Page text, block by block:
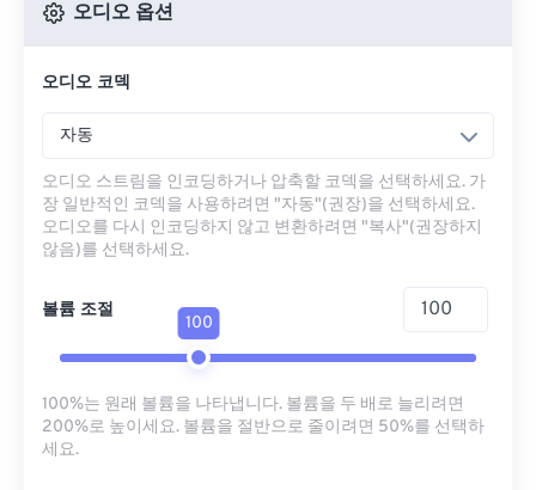
오디오 옵션
오디오 코덱
자동
오디오 스트림을 인코딩하거나 압축할 코덱을 선택하세요. 가
장 일반적인 코덱을 사용하려면 "자동"(권장)을 선택하세요.
오디오를 다시 인코딩하지 않고 변환하려면 "복사"(권장하지
않음)를 선택하세요.
볼륨 조절
100
100%는 원래 볼륨을 나타냅니다. 볼륨을 두 배로 늘리려면
200%로 높이세요. 볼륨을 절반으로 줄이려면 50%를 선택하
세요.